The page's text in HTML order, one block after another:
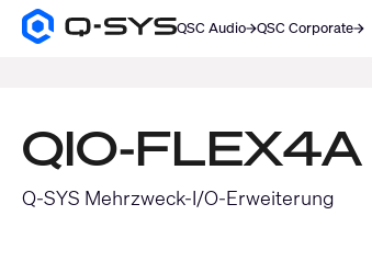
Q- QSC Audio QSC Corporate
QIO-FLEX4A
Q-SYS Mehrzweck-I/O-Erweiterung